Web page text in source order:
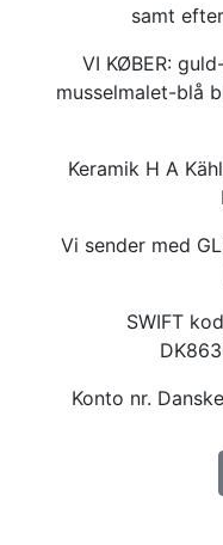
samt
VI KØBER:
musselmalet-blå
Keramik H A
Vi sender med
SWIFT
Konto nr.